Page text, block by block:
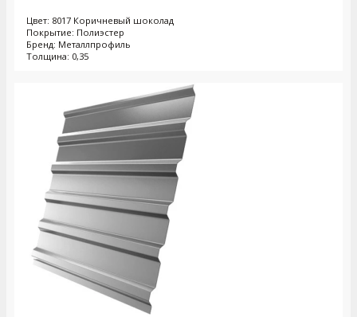
Цвет: 8017 Коричневый шоколад
Покрытие: Полиэстер
Бренд: Металлпрофиль
Толщина: 0,35